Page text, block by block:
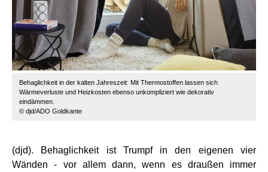
Behaglichkeit in der kalten Jahreszeit: Mit Thermostoffen lassen sich
Wärmeverluste und Heizkosten ebenso unkompliziert wie dekorativ
eindämmen.
© djd/ADO Goldkante
(djd). Behaglichkeit ist Trumpf in den eigenen vier
Wänden - vor allem dann, wenn es draußen immer